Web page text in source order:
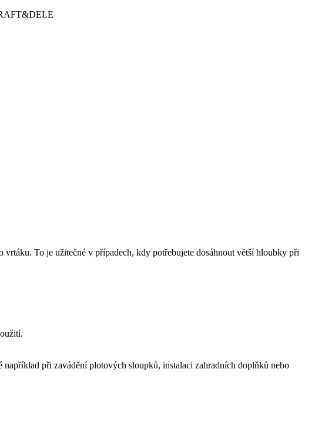
To je užitečné v případech, kdy potřebujete dosáhnout větší hloubky při
při zavádění plotových sloupků, instalaci zahradních doplňků nebo